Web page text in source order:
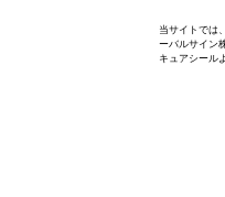
当サイトでは
ーバルサイン
キュアシール